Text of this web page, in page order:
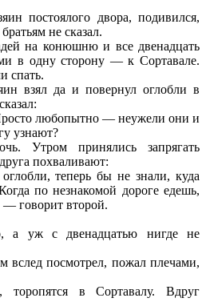
постоялого двора, подивился,
не сказал.
на конюшню и все двенадцать
в одну сторону — к Сортавале.
спать.
взял да и повернул оглобли в
любопытно — неужели они и
узнают?
Утром принялись запрягать
похваливают:
теперь бы не знали, куда
по незнакомой дороге едешь,
— говорит второй.
а уж с двенадцатью нигде не
вслед посмотрел, пожал плечами,
торопятся в Сортавалу. Вдруг